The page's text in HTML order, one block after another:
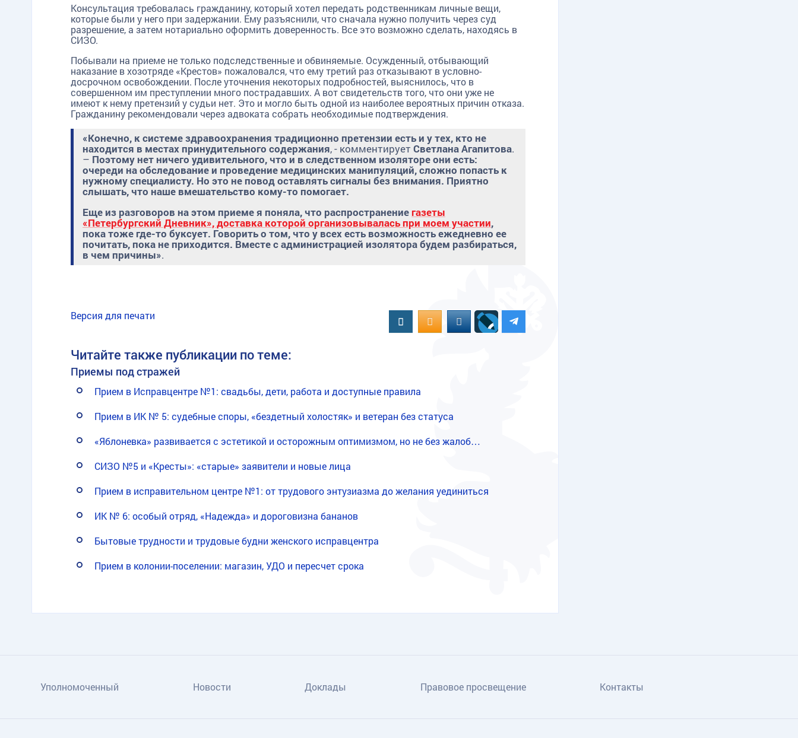
Консультация требовалась гражданину, который хотел передать родственникам личные вещи,
которые были у него при задержании. Ему разъяснили, что сначала нужно получить через суд
разрешение, а затем нотариально оформить доверенность. Все это возможно сделать, находясь в
СИЗО.
Побывали на приеме не только подследственные и обвиняемые. Осужденный, отбывающий
наказание в хозотряде «Крестов» пожаловался, что ему третий раз отказывают в условно-
досрочном освобождении. После уточнения некоторых подробностей, выяснилось, что в
совершенном им преступлении много пострадавших. А вот свидетельств того, что они уже не
имеют к нему претензий у судьи нет. Это и могло быть одной из наиболее вероятных причин отказа.
Гражданину рекомендовали через адвоката собрать необходимые подтверждения.
«Конечно, к системе здравоохранения традиционно претензии есть и у тех, кто не
находится в местах принудительного содержания, - комментирует Светлана Агапитова.
– Поэтому нет ничего удивительного, что и в следственном изоляторе они есть:
очереди на обследование и проведение медицинских манипуляций, сложно попасть к
нужному специалисту. Но это не повод оставлять сигналы без внимания. Приятно
слышать, что наше вмешательство кому-то помогает.
Еще из разговоров на этом приеме я поняла, что распространениегазеты
«Петербургский Дневник», доставка которой организовывалась при моем участии,
пока тоже где-то буксует. Говорить о том, что у всех есть возможность ежедневно ее
почитать, пока не приходится. Вместе с администрацией изолятора будем разбираться,
в чем причины».
Версия для печати ВконтактеOK.RUMAIL.RU
Читайте также публикации по теме:
Приемы под стражей
Прием в Исправцентре №1: свадьбы, дети, работа и доступные правила
Прием в ИК № 5: судебные споры, «бездетный холостяк» и ветеран без статуса
«Яблоневка» развивается с эстетикой и осторожным оптимизмом, но не без жалоб…
СИЗО №5 и «Кресты»: «старые» заявители и новые лица
Прием в исправительном центре №1: от трудового энтузиазма до желания уединиться
ИК № 6: особый отряд, «Надежда» и дороговизна бананов
Бытовые трудности и трудовые будни женского исправцентра
Прием в колонии-поселении: магазин, УДО и пересчет срока
Уполномоченный Новости Доклады Правовое просвещение Контакты